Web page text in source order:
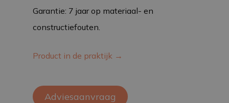
Garantie: 7 jaar op materiaal- en
constructiefouten.
Product in de praktijk →
Adviesaanvraag